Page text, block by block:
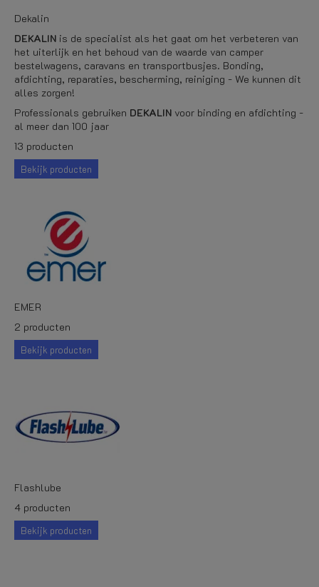
Dekalin
DEKALIN is de specialist als het gaat om het verbeteren van
het uiterlijk en het behoud van de waarde van camper
bestelwagens, caravans en transportbusjes. Bonding,
afdichting, reparaties, bescherming, reiniging - We kunnen dit
alles zorgen!
Professionals gebruiken DEKALIN voor binding en afdichting -
al meer dan 100 jaar
13 producten
Bekijk producten
EMER
2 producten
Bekijk producten
Flashlube
4 producten
Bekijk producten